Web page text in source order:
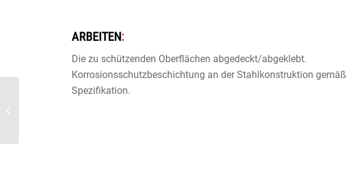
ARBEITEN:
Die zu schützenden Oberflächen abgedeckt/abgeklebt.
Korrosionsschutzbeschichtung an der Stahlkonstruktion gemäß
Spezifikation.
Renovierungsarbeiten